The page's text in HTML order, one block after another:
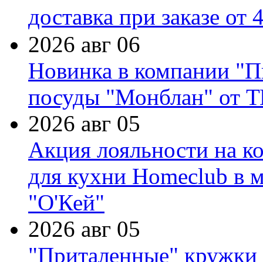
доставка при заказе от
2026 авг 06
Новинка в компании
посуды "Монблан" от
2026 авг 05
Акция лояльности на
для кухни Homeclub в
"О'Кей"
2026 авг 05
"Приталенные" кружки